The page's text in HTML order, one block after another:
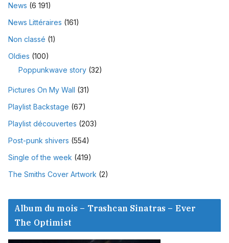
News (6 191)
News Littéraires (161)
Non classé (1)
Oldies (100)
Poppunkwave story (32)
Pictures On My Wall (31)
Playlist Backstage (67)
Playlist découvertes (203)
Post-punk shivers (554)
Single of the week (419)
The Smiths Cover Artwork (2)
Album du mois – Trashcan Sinatras – Ever
The Optimist